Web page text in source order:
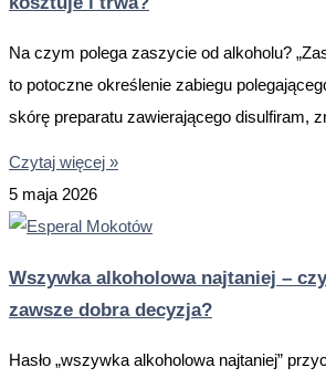
Na czym polega zaszycie od alkoholu?
to potoczne określenie zabiegu
skórę preparatu zawierającego disulfiram,
Czytaj więcej »
5 maja 2026
Wszywka alkoholowa najtaniej –
zawsze dobra decyzja?
Hasło „wszywka alkoholowa najtaniej”